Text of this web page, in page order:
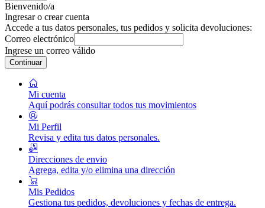
Bienvenido/a
Ingresar o crear cuenta
Accede a tus datos personales, tus pedidos y solicita devoluciones:
Correo electrónico
Ingrese un correo válido
Continuar
Mi cuenta
Aquí podrás consultar todos tus movimientos
Mi Perfil
Revisa y edita tus datos personales.
Direcciones de envio
Agrega, edita y/o elimina una dirección
Mis Pedidos
Gestiona tus pedidos, devoluciones y fechas de entrega.